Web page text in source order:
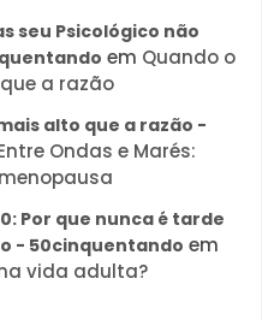
seu Psicológico não
em Quando o
a razão
alto que a razão -
Ondas e Marés:
Por que nunca é tarde
- 50cinquentando em
vida adulta?